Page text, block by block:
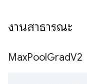
งานสาธารณะ
MaxPoolGradV2